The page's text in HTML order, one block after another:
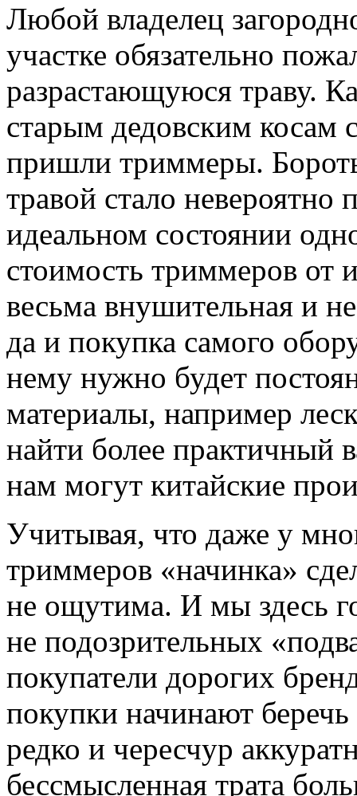
Любой владелец
участке обязательно
разрастающуюся траву.
старым дедовским
пришли триммеры.
травой стало невероятно
идеальном состоянии
стоимость триммеров от
весьма внушительная и
да и покупка самого
нему нужно будет
материалы, например
найти более практичный
нам могут китайские
Учитывая, что даже у
триммеров «начинка»
не ощутима. И мы здесь
не подозрительных
покупатели дорогих
покупки начинают беречь
редко и чересчур
бессмысленная трата